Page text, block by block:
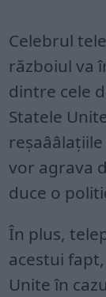
Celebrul
războiul va
dintre cele
Statele
vor agrava
duce o
În plus,
acestui
Unite în